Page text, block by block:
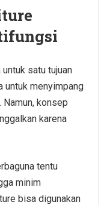
satu tujuan
untuk menyimpang
Namun, konsep
karena
tentu
minim
bisa digunakan